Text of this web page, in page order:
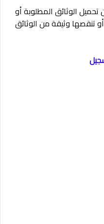
الوثائق المطلوبة أو
تنقصها وثيقة من الوثائق